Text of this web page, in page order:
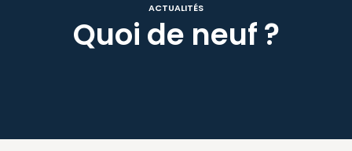
ACTUALITÉS
Quoi de neuf?